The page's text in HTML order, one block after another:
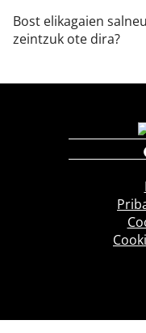
Bost elikagaien
zeintzuk ote dira?